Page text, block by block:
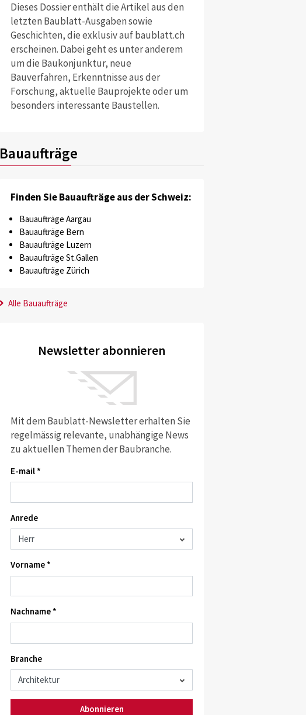
Dieses Dossier enthält die Artikel aus den
letzten Baublatt-Ausgaben sowie
Geschichten, die exklusiv auf baublatt.ch
erscheinen. Dabei geht es unter anderem
um die Baukonjunktur, neue
Bauverfahren, Erkenntnisse aus der
Forschung, aktuelle Bauprojekte oder um
besonders interessante Baustellen.
Bauaufträge
Finden Sie Bauaufträge aus der Schweiz:
Bauaufträge Aargau
Bauaufträge Bern
Bauaufträge Luzern
Bauaufträge St.Gallen
Bauaufträge Zürich
Alle Bauaufträge
Newsletter abonnieren
Mit dem Baublatt-Newsletter erhalten Sie
regelmässig relevante, unabhängige News
zu aktuellen Themen der Baubranche.
E-mail *
Anrede
Vorname *
Nachname *
Branche
Abonnieren